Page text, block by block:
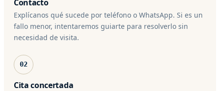
Contacto
Explícanos qué sucede por teléfono o WhatsApp. Si es un
fallo menor, intentaremos guiarte para resolverlo sin
necesidad de visita.
02
Cita concertada